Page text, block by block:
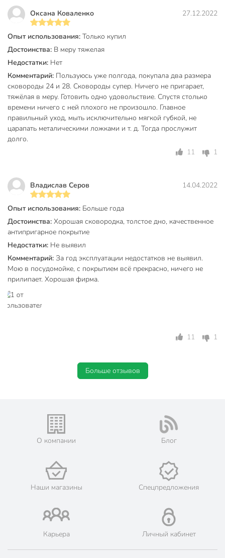
Высота борта, мм
Страна производства
grey
Антипригарное покрытие
с антипригарным
покрытием
Можно мыть в посудомоечной
машине
для
посудомоечной
Крышка в комплекте
без крышки
Съемная ручка
со съемной
Набор
Форма
круглый
С подставкой
Материал
глубокий
для рыбы
для мяса
для курицы
для яичницы
для оладий
Совместимые плиты
для электрических
для духовки
стеклокерамических
Оксана Коваленко 27.12.2022
Опыт использования: Только купил
Достоинства: В меру тяжелая
Недостатки: Нет
Комментарий: Пользуюсь уже полгода, покупала два размера
сковороды 24 и 28. Сковороды супер. Ничего не пригарает,
тяжёлая в меру. Готовить одно удовольствие. Спустя столько
времени ничего с ней плохого не произошло. Главное
правильный уход, мыть исключительно мягкой губкой, не
царапать металическими ложками и т. д. Тогда прослужит
долго.
11
1
Владислав Серов 14.04.2022
Опыт использования: Больше года
Достоинства: Хорошая сковородка, толстое дно, качественное
антипригарное покрытие
Недостатки: Не выявил
Комментарий: За год эксплуатации недостатков не выявил.
Мою в посудомойке, с покрытием всё прекрасно, ничего не
прилипает. Хорошая фирма.
11 1
Больше отзывов
О компании Блог
Наши магазины Спецпредложения
Карьера Личный кабинет